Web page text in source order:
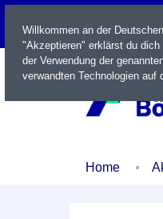
Home
Willkommen an der
"Akzeptieren" erklärst du
der Verwendung der
verwandten Technologien